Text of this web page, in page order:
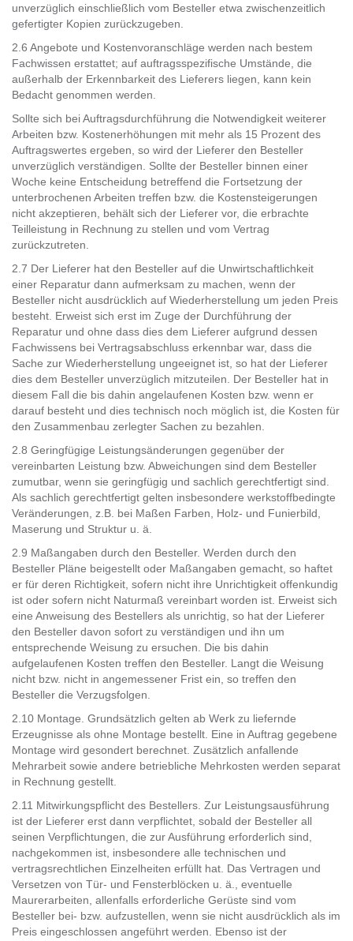
unverzüglich einschließlich vom Besteller etwa zwischenzeitlich
gefertigter Kopien zurückzugeben.
2.6 Angebote und Kostenvoranschläge werden nach bestem
Fachwissen erstattet; auf auftragsspezifische Umstände, die
außerhalb der Erkennbarkeit des Lieferers liegen, kann kein
Bedacht genommen werden.
Sollte sich bei Auftragsdurchführung die Notwendigkeit weiterer
Arbeiten bzw. Kostenerhöhungen mit mehr als 15 Prozent des
Auftragswertes ergeben, so wird der Lieferer den Besteller
unverzüglich verständigen. Sollte der Besteller binnen einer
Woche keine Entscheidung betreffend die Fortsetzung der
unterbrochenen Arbeiten treffen bzw. die Kostensteigerungen
nicht akzeptieren, behält sich der Lieferer vor, die erbrachte
Teilleistung in Rechnung zu stellen und vom Vertrag
zurückzutreten.
2.7 Der Lieferer hat den Besteller auf die Unwirtschaftlichkeit
einer Reparatur dann aufmerksam zu machen, wenn der
Besteller nicht ausdrücklich auf Wiederherstellung um jeden Preis
besteht. Erweist sich erst im Zuge der Durchführung der
Reparatur und ohne dass dies dem Lieferer aufgrund dessen
Fachwissens bei Vertragsabschluss erkennbar war, dass die
Sache zur Wiederherstellung ungeeignet ist, so hat der Lieferer
dies dem Besteller unverzüglich mitzuteilen. Der Besteller hat in
diesem Fall die bis dahin angelaufenen Kosten bzw. wenn er
darauf besteht und dies technisch noch möglich ist, die Kosten für
den Zusammenbau zerlegter Sachen zu bezahlen.
2.8 Geringfügige Leistungsänderungen gegenüber der
vereinbarten Leistung bzw. Abweichungen sind dem Besteller
zumutbar, wenn sie geringfügig und sachlich gerechtfertigt sind.
Als sachlich gerechtfertigt gelten insbesondere werkstoffbedingte
Veränderungen, z.B. bei Maßen Farben, Holz- und Funierbild,
Maserung und Struktur u. ä.
2.9 Maßangaben durch den Besteller. Werden durch den
Besteller Pläne beigestellt oder Maßangaben gemacht, so haftet
er für deren Richtigkeit, sofern nicht ihre Unrichtigkeit offenkundig
ist oder sofern nicht Naturmaß vereinbart worden ist. Erweist sich
eine Anweisung des Bestellers als unrichtig, so hat der Lieferer
den Besteller davon sofort zu verständigen und ihn um
entsprechende Weisung zu ersuchen. Die bis dahin
aufgelaufenen Kosten treffen den Besteller. Langt die Weisung
nicht bzw. nicht in angemessener Frist ein, so treffen den
Besteller die Verzugsfolgen.
2.10 Montage. Grundsätzlich gelten ab Werk zu liefernde
Erzeugnisse als ohne Montage bestellt. Eine in Auftrag gegebene
Montage wird gesondert berechnet. Zusätzlich anfallende
Mehrarbeit sowie andere betriebliche Mehrkosten werden separat
in Rechnung gestellt.
2.11 Mitwirkungspflicht des Bestellers. Zur Leistungsausführung
ist der Lieferer erst dann verpflichtet, sobald der Besteller all
seinen Verpflichtungen, die zur Ausführung erforderlich sind,
nachgekommen ist, insbesondere alle technischen und
vertragsrechtlichen Einzelheiten erfüllt hat. Das Vertragen und
Versetzen von Tür- und Fensterblöcken u. ä., eventuelle
Maurerarbeiten, allenfalls erforderliche Gerüste sind vom
Besteller bei- bzw. aufzustellen, wenn sie nicht ausdrücklich als im
Preis eingeschlossen angeführt werden. Ebenso ist der